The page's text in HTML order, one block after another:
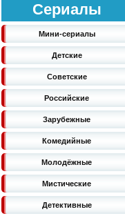
Сериалы
Мини-сериалы
Детские
Советские
Российские
Зарубежные
Комедийные
Молодёжные
Мистические
Детективные